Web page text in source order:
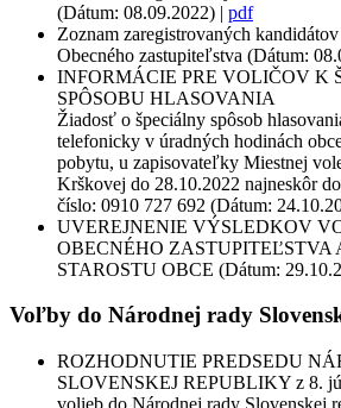
(Dátum: 08.09.2022) | pdf
Zoznam zaregistrovaných
Obecného zastupiteľstva (Dátum:
INFORMÁCIE PRE VOLIČOV K
SPÔSOBU HLASOVANIA
Žiadosť o špeciálny spôsob
telefonicky v úradných hodinách
pobytu, u zapisovateľky Miestnej
Krškovej do 28.10.2022 najneskôr
číslo: 0910 727 692 (Dátum:
UVEREJNENIE VÝSLEDKOV
OBECNÉHO ZASTUPITEĽSTVA
STAROSTU OBCE (Dátum:
Voľby do Národnej rady
ROZHODNUTIE PREDSEDU
SLOVENSKEJ REPUBLIKY z 8.
volieb do Národnej rady Slovenskej